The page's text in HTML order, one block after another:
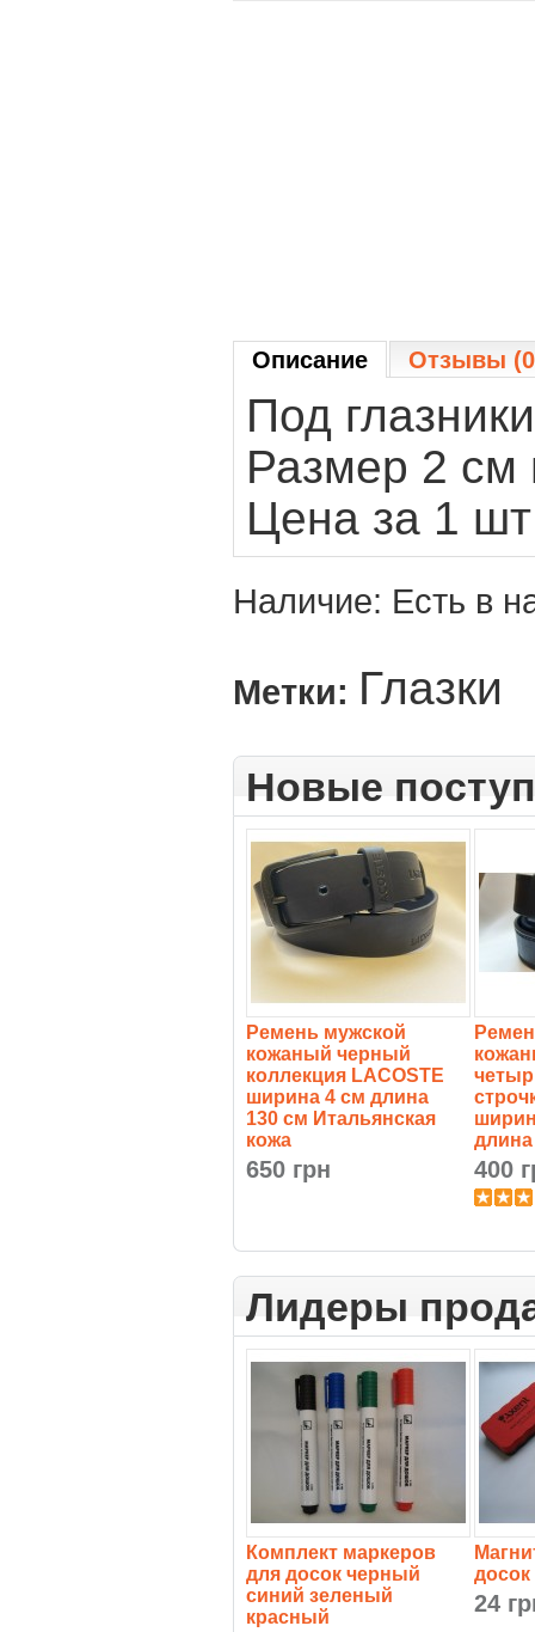
Описание Отзывы
Под
Размер 2 см
Цена за 1 шт
Наличие: Есть в
Метки: Глазки
Новые
Ремень мужской
кожаный черный
коллекция LACOSTE
ширина 4 см длина
130 см Итальянская
кожа
650 грн
длина
400
Лидеры
Комплект маркеров
для досок черный
синий зеленый
красный
24